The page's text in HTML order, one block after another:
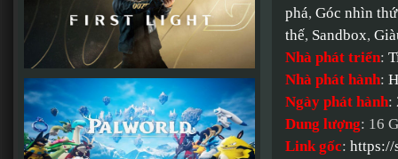
phá, Góc nhìn
thế, Sandbox,
Nhà phát triển:
Nhà phát hành:
Ngày phát hành:
Dung lượng: 16
Link gốc: https://